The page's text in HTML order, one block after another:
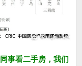
事看二手房，我们